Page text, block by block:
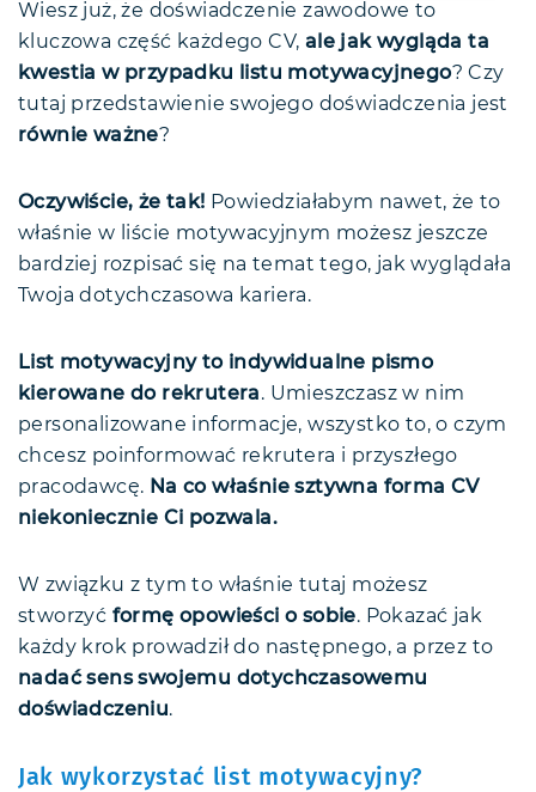
Wiesz już, że doświadczenie zawodowe to
kluczowa część każdego CV, ale jak wygląda ta
kwestia w przypadku listu motywacyjnego? Czy
tutaj przedstawienie swojego doświadczenia jest
równie ważne?
Oczywiście, że tak! Powiedziałabym nawet, że to
właśnie w liście motywacyjnym możesz jeszcze
bardziej rozpisać się na temat tego, jak wyglądała
Twoja dotychczasowa kariera.
List motywacyjny to indywidualne pismo
kierowane do rekrutera. Umieszczasz w nim
personalizowane informacje, wszystko to, o czym
chcesz poinformować rekrutera i przyszłego
pracodawcę. Na co właśnie sztywna forma CV
niekoniecznie Ci pozwala.
W związku z tym to właśnie tutaj możesz
stworzyć formę opowieści o sobie. Pokazać jak
każdy krok prowadził do następnego, a przez to
nadać sens swojemu dotychczasowemu
doświadczeniu.
Jak wykorzystać list motywacyjny?